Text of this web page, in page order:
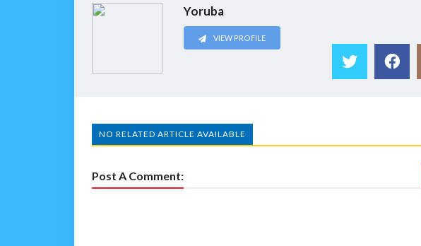
Yoruba
VIEW PROFILE
NO RELATED ARTICLE AVAILABLE
Post A Comment: